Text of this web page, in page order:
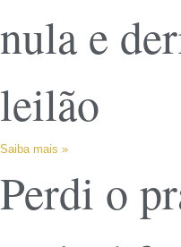
nula e
leilão
Saiba mais »
Perdi o